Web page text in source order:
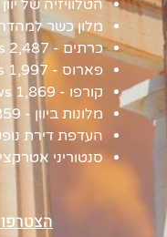
הטלוויזיה של יוון
מלון כשר
כרתים- 2,487 views
פארוס - 1,997 views
קורפו - 1,869 views
מלונות ביוון - 1,859 views
העדפת דירת
סנטוריני